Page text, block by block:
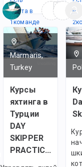
места в
1командe
в
2
Marmaris,
Turkey
Курсы
яхтинга в
Турции
DAY
SKIPPER
PRACTICAL